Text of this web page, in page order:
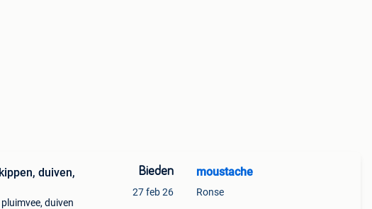
duiven,
duiven
Bieden
27 feb 26
moustache
Ronse